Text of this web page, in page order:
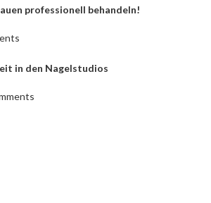
professionell behandeln!
in den Nagelstudios